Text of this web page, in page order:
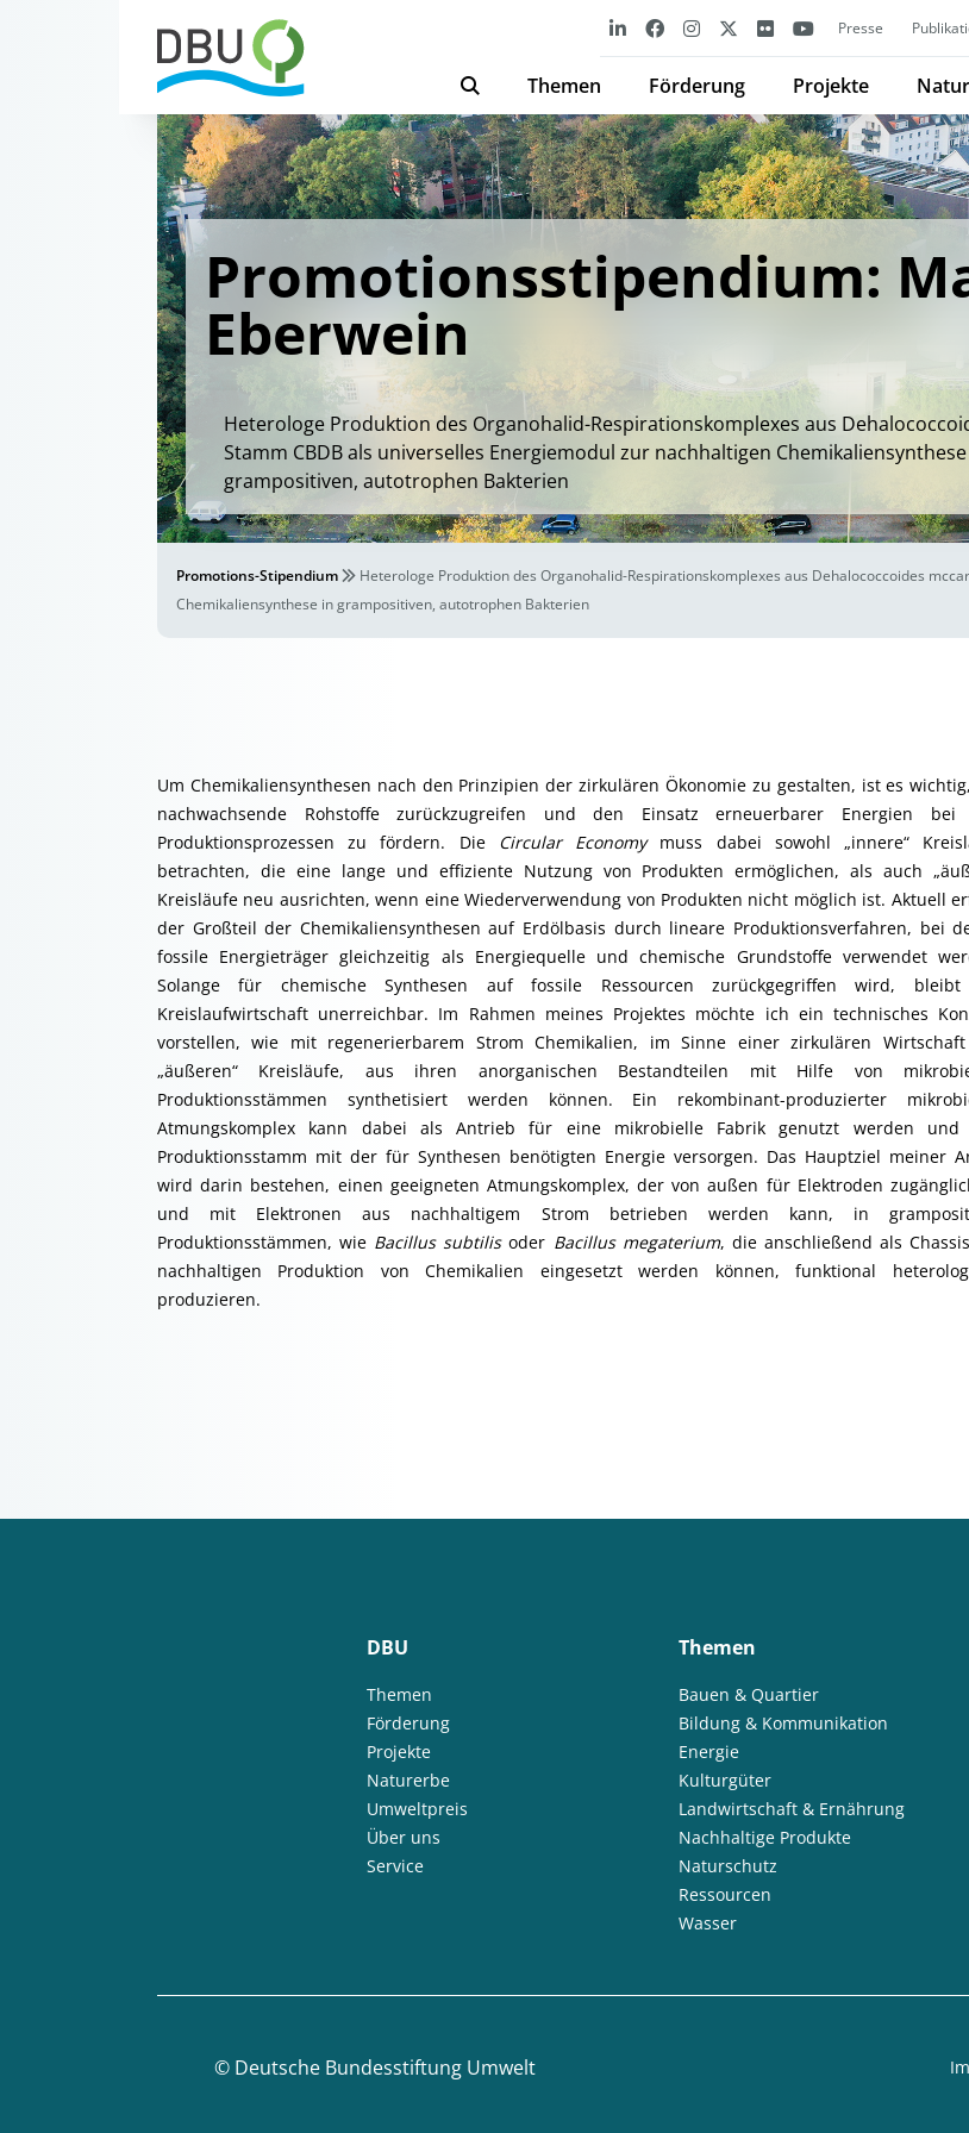
Presse
Themen Förderung Projekte
Promotionsstipendium:
Eberwein
Heterologe Produktion des Organohalid-Respirationskomplexes aus
Stamm CBDB als universelles Energiemodul zur nachhaltigen
grampositiven, autotrophen Bakterien
Promotions-Stipendium
Heterologe Produktion des Organohalid-Respirationskomplexes aus Dehalococcoides
Chemikaliensynthese in grampositiven, autotrophen Bakterien
Um Chemikaliensynthesen nach den Prinzipien der zirkulären Ökonomie zu gestalten, ist es
nachwachsende Rohstoffe zurückzugreifen und den Einsatz erneuerbarer Energien bei
Produktionsprozessen zu fördern. Die Circular Economymuss dabei sowohl „innere“
betrachten, die eine lange und effiziente Nutzung von Produkten ermöglichen, als auch
Kreisläufe neu ausrichten, wenn eine Wiederverwendung von Produkten nicht möglich ist. Aktuell
der Großteil der Chemikaliensynthesen auf Erdölbasis durch lineare Produktionsverfahren, bei
fossile Energieträger gleichzeitig als Energiequelle und chemische Grundstoffe verwendet
Solange für chemische Synthesen auf fossile Ressourcen zurückgegriffen wird,
Kreislaufwirtschaft unerreichbar. Im Rahmen meines Projektes möchte ich ein technisches
vorstellen, wie mit regenerierbarem Strom Chemikalien, im Sinne einer zirkulären
„äußeren“ Kreisläufe, aus ihren anorganischen Bestandteilen mit Hilfe von
Produktionsstämmen synthetisiert werden können. Ein rekombinant-produzierter
Atmungskomplex kann dabei als Antrieb für eine mikrobielle Fabrik genutzt werden und
Produktionsstamm mit der für Synthesen benötigten Energie versorgen. Das Hauptziel meiner
wird darin bestehen, einen geeigneten Atmungskomplex, der von außen für Elektroden
und mit Elektronen aus nachhaltigem Strom betrieben werden kann, in
Produktionsstämmen, wie Bacillus subtilisoder Bacillus megaterium, die anschließend als
nachhaltigen Produktion von Chemikalien eingesetzt werden können, funktional
produzieren.
DBU
Themen
Förderung
Projekte
Naturerbe
Umweltpreis
Über uns
Service
Themen
Bauen & Quartier
Bildung & Kommunikation
Energie
Kulturgüter
Landwirtschaft & Ernährung
Nachhaltige Produkte
Naturschutz
Ressourcen
Wasser
© Deutsche Bundesstiftung Umwelt